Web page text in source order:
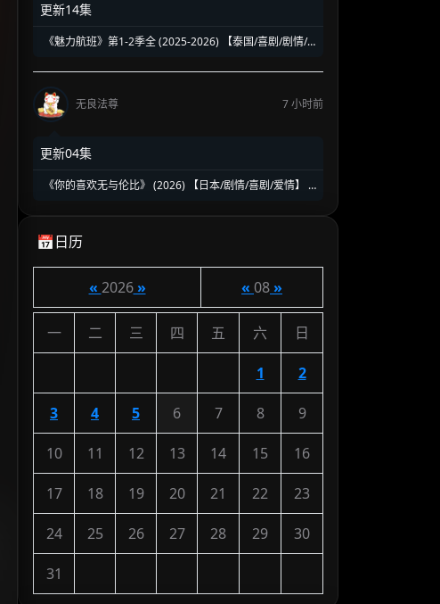
更新14集
《魅力航班》第1-2季全 (2025-2026) 【泰国/喜剧/剧情/
重时差心动
无良法尊
7 小时前
更新04集
《你的喜欢无与伦比》 (2026) 【日本/剧情/喜剧/爱情】 |
📅日历
« 2026» « 08»
一 二 三 四 五 六 日
1 2
3 4 5 6 7 8 9
10 11 12 13 14 15 16
17 18 19 20 21 22 23
24 25 26 27 28 29 30
31